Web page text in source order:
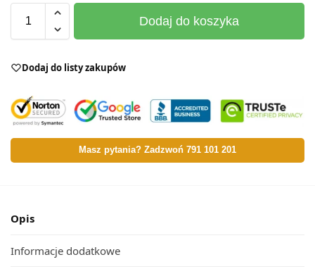
Dodaj do koszyka
Dodaj do listy zakupów
Masz pytania? Zadzwoń 791 101 201
Opis
Informacje dodatkowe